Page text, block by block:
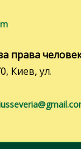
права
Киев, ул.